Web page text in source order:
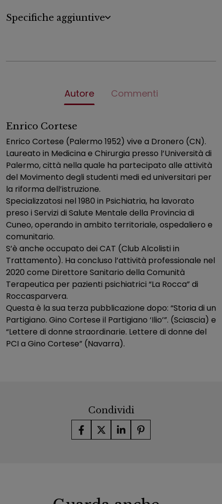
Specifiche aggiuntive
Autore Commenti
Enrico Cortese
Enrico Cortese (Palermo 1952) vive a Dronero (CN).
Laureato in Medicina e Chirurgia presso l’Università di
Palermo, città nella quale ha partecipato alle attività
del Movimento degli studenti medi ed universitari per
la riforma dell’istruzione.
Specializzatosi nel 1980 in Psichiatria, ha lavorato
preso i Servizi di Salute Mentale della Provincia di
Cuneo, operando in ambito territoriale, ospedaliero e
comunitario.
S’è anche occupato dei CAT (Club Alcolisti in
Trattamento). Ha concluso l’attività professionale nel
2020 come Direttore Sanitario della Comunità
Terapeutica per pazienti psichiatrici “La Rocca” di
Roccasparvera.
Questa è la sua terza pubblicazione dopo: “Storia di un
Partigiano. Gino Cortese il Partigiano ‘Ilio’”. (Sciascia) e
“Lettere di donne straordinarie. Lettere di donne del
PCI a Gino Cortese” (Navarra).
Condividi